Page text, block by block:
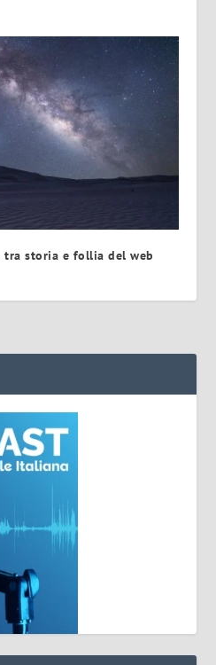
tra storia e follia del web